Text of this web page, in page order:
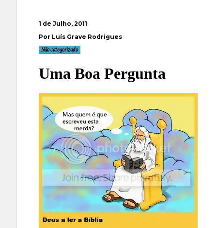
1 de Julho, 2011
Por Luís Grave Rodrigues
Não categorizado
Uma Boa Pergunta